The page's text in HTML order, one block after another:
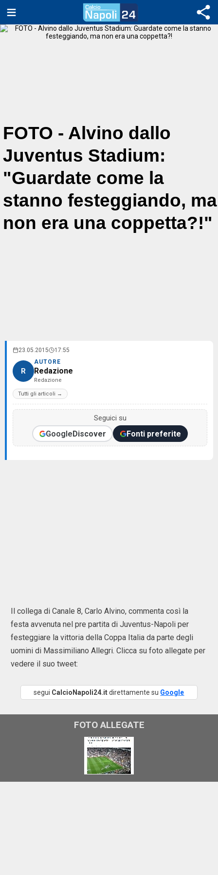
FOTO - Alvino dallo
Juventus Stadium:
"Guardate come la
stanno festeggiando, ma
non era una coppetta?!"
23.05.2015 17:55
R
AUTORE
Redazione
Redazione
Tutti gli articoli →
Seguici su
GoogleDiscover Fonti preferite
Il collega di Canale 8, Carlo Alvino, commenta così la
festa avvenuta nel pre partita di Juventus-Napoli per
festeggiare la vittoria della Coppa Italia da parte degli
uomini di Massimiliano Allegri. Clicca su foto allegate per
vedere il suo tweet:
segui CalcioNapoli24.itdirettamente su Google
FOTO ALLEGATE